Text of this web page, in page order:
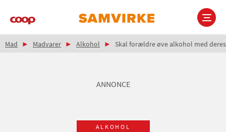
Main
Brødkrumme
Mad Madvarer Alkohol Skal forældre øve alkohol med
ANNONCE
ALKOHOL